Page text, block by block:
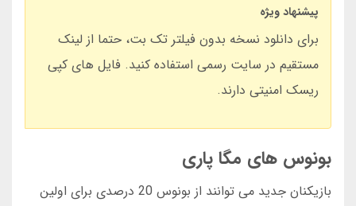
پیشنهاد ویژه
برای دانلود نسخه بدون فیلتر تک بت، حتما از لینک
مستقیم در سایت رسمی استفاده کنید. فایل های کپی
ریسک امنیتی دارند.
بونوس های مگا پاری
بازیکنان جدید می توانند از بونوس 20 درصدی برای اولین